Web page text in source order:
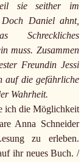
sie seither im
Daniel ahnt,
Schreckliches
muss. Zusammen
Freundin Jessi
auf die gefährliche
Wahrheit.
ich die Möglichkeit
Anna Schneider
zu erleben.
ihr neues Buch. /